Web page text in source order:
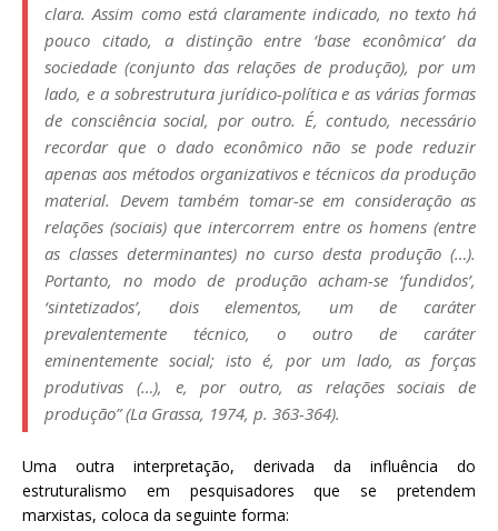
clara. Assim como está claramente indicado, no texto há
pouco citado, a distinção entre ‘base econômica’ da
sociedade (conjunto das relações de produção), por um
lado, e a sobrestrutura jurídico-política e as várias formas
de consciência social, por outro. É, contudo, necessário
recordar que o dado econômico não se pode reduzir
apenas aos métodos organizativos e técnicos da produção
material. Devem também tomar-se em consideração as
relações (sociais) que intercorrem entre os homens (entre
as classes determinantes) no curso desta produção (…).
Portanto, no modo de produção acham-se ‘fundidos’,
‘sintetizados’, dois elementos, um de caráter
prevalentemente técnico, o outro de caráter
eminentemente social; isto é, por um lado, as forças
produtivas (…), e, por outro, as relações sociais de
produção” (La Grassa, 1974, p. 363-364).
Uma outra interpretação, derivada da influência do
estruturalismo em pesquisadores que se pretendem
marxistas, coloca da seguinte forma: